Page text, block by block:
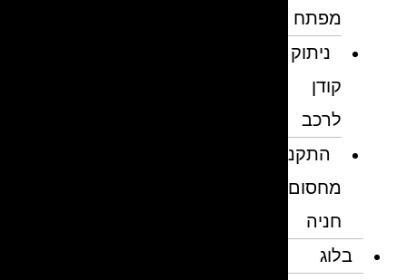
מפתח
ניתוק
לרכב
התקנת
מחסום
חניה
בלוג